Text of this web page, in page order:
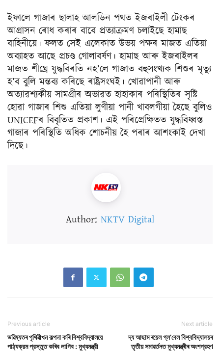
ইফালে গাজাৰ ছালাহ আলডিন পথত ইজৰাইলী টেংকৰ
আগ্ৰাসন ৰোধ কৰাৰ বাবে প্ৰত্যাক্ৰমণ চলাইছে হামাছ
বাহিনীয়ে। ফলত সেই এলেকাত উভয় পক্ষৰ মাজত এতিয়া
অব্যাহত আছে প্ৰচণ্ড গোলাবৰ্ষণ। হামাছ আৰু ইজৰাইলৰ
মাজত শীঘ্ৰে যুদ্ধবিৰতি নহ’লে গাজাত বহুসংখ্যক শিশুৰ মৃত্যু
হ’ব বুলি মন্তব্য কৰিছে ৰাষ্ট্ৰসংঘই। খোৱাপানী আৰু
অত্যাৱশ্যকীয় সামগ্ৰীৰ অভাৱত হাহাকাৰ পৰিস্থিতিৰ সৃষ্টি
হোৱা গাজাৰ শিশু এতিয়া লুণীয়া পানী খাবলগীয়া হৈছে বুলিও
UNICEFৰ বিবৃতিত প্ৰকাশ। এই পৰিপ্ৰেক্ষিতত যুদ্ধবিধ্বস্ত
গাজাৰ পৰিস্থিতি অধিক শোচনীয় হৈ পৰাৰ আশংকাই দেখা
দিছে।
Author: NKTV Digital
Previous article
ভৱিষ্যতৰ পৃথিৱীখন কল্পনা কৰি বিশ্ববিদ্যালয়ে
পাঠ্যক্রম প্রস্তুত কৰিব লাগিব : মুখ্যমন্ত্রী
Next article
দ্য আছাম ৰয়েল গ্ল’বেল বিশ্ববিদ্যালয়ৰ
তৃতীয় সমাৱৰ্তনত মুখ্যমন্ত্ৰীৰ অংশগ্রহণ